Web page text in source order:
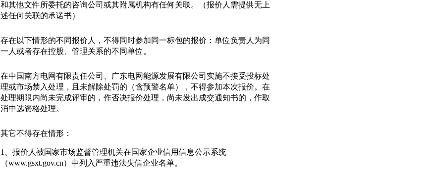
和其他文件所委托的咨询公司或其附属机构有任何关联。（报价人需提供无上
述任何关联的承诺书）
存在以下情形的不同报价人，不得同时参加同一标包的报价：单位负责人为同
一人或者存在控股、管理关系的不同单位。
在中国南方电网有限责任公司、广东电网能源发展有限公司实施不接受投标处
理或市场禁入处理，且未解除处罚的（含预警名单），不得参加本次报价。在
处理期限内尚未完成评审的，作否决报价处理，尚未发出成交通知书的，作取
消中选资格处理。
其它不得存在情形：
1、报价人被国家市场监督管理机关在国家企业信用信息公示系统
（www.gsxt.gov.cn）中列入严重违法失信企业名单。